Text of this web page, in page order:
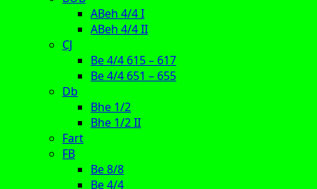
ABeh 4/4 I
ABeh 4/4 II
CJ
Be 4/4 615 – 617
Be 4/4 651 – 655
Db
Bhe 1/2
Bhe 1/2 II
Fart
FB
Be 8/8
Be 4/4